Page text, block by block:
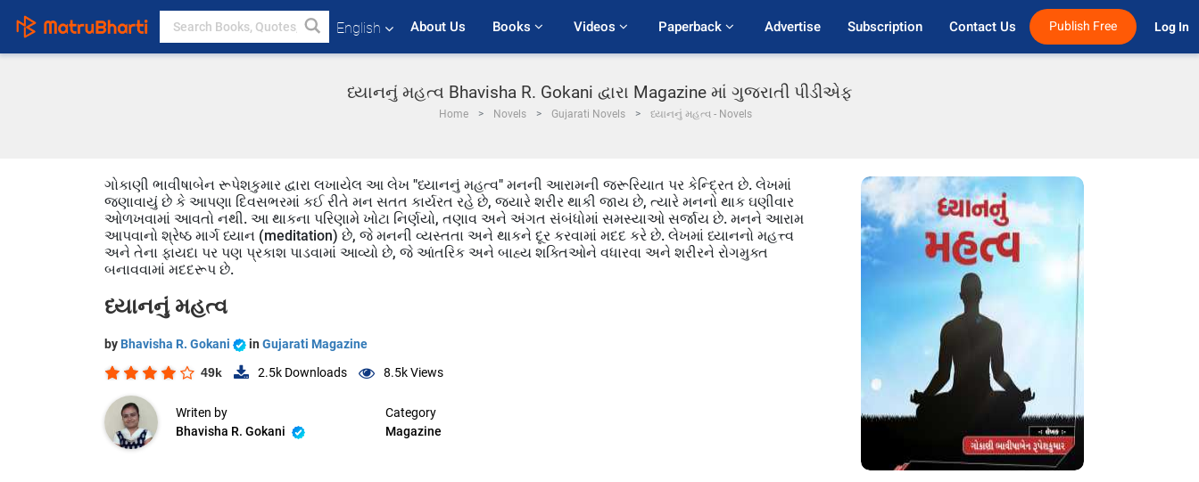
English About Us Books Videos Paperback Advertise Subscription Contact Us Publish Free Log In
ધ્યાનનું મહત્વ Bhavisha R. Gokani દ્વારા Magazine માં ગુજરાતી પીડીએફ
Home Novels Gujarati Novels ધ્યાનનું મહત્વ - Novels
ગોકાણી ભાવીષાબેન રૂપેશકુમાર દ્વારા લખાયેલ આ લેખ "ધ્યાનનું મહત્વ" મનની આરામની જરૂરિયાત પર કેન્દ્રિત છે. લેખમાં
જણાવાયું છે કે આપણા દિવસભરમાં કઈ રીતે મન સતત કાર્યરત રહે છે, જ્યારે શરીર થાકી જાય છે, ત્યારે મનનો થાક ઘણીવાર
ઓળખવામાં આવતો નથી. આ થાકના પરિણામે ખોટા નિર્ણયો, તણાવ અને અંગત સંબંધોમાં સમસ્યાઓ સર્જાય છે. મનને આરામ
આપવાનો શ્રેષ્ઠ માર્ગ ધ્યાન (meditation) છે, જે મનની વ્યસ્તતા અને થાકને દૂર કરવામાં મદદ કરે છે. લેખમાં ધ્યાનનો મહત્ત્વ
અને તેના ફાયદા પર પણ પ્રકાશ પાડવામાં આવ્યો છે, જે આંતરિક અને બાહ્ય શક્તિઓને વધારવા અને શરીરને રોગમુક્ત
બનાવવામાં મદદરૂપ છે.
ધ્યાનનું મહત્વ
by Bhavisha R. Gokani in Gujarati Magazine
49k 2.5k Downloads 8.5kViews
Writen by
Bhavisha R. Gokani
Category
Magazine